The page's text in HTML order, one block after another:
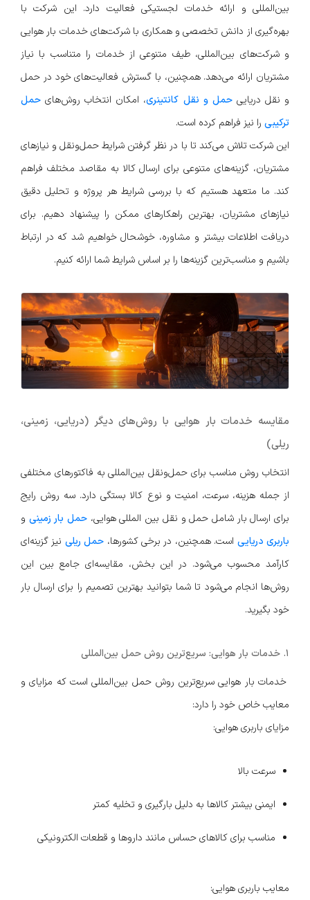
بین‌المللی و ارائه خدمات لجستیکی فعالیت دارد. این شرکت با
بهره‌گیری از دانش تخصصی و همکاری با شرکت‌های خدمات بار هوایی
و شرکت‌های بین‌المللی، طیف متنوعی از خدمات را متناسب با نیاز
مشتریان ارائه می‌دهد. همچنین، با گسترش فعالیت‌های خود در حمل
و نقل دریاییحمل و نقل کانتینری، امکان انتخاب روش‌های حمل
ترکیبی را نیز فراهم کرده است.
این شرکت تلاش می‌کند تا با در نظر گرفتن شرایط حمل‌ونقل و نیازهای
مشتریان، گزینه‌های متنوعی برای ارسال کالا به مقاصد مختلف فراهم
کند. ما متعهد هستیم که با بررسی شرایط هر پروژه و تحلیل دقیق
نیازهای مشتریان، بهترین راهکارهای ممکن را پیشنهاد دهیم. برای
دریافت اطلاعات بیشتر و مشاوره، خوشحال خواهیم شد که در ارتباط
باشیم و مناسب‌ترین گزینه‌ها را بر اساس شرایط شما ارائه کنیم.
مقایسه خدمات بار هوایی با روش‌های دیگر (دریایی، زمینی،
ریلی)
انتخاب روش مناسب برای حمل‌ونقل بین‌المللی به فاکتورهای مختلفی
از جمله هزینه، سرعت، امنیت و نوع کالا بستگی دارد. سه روش رایج
برای ارسال بار شامل حمل و نقل بین المللی هوایی، حمل بار زمینی و
باربری دریایی است. همچنین، در برخی کشورها، حمل ریلی نیز گزینه‌ای
کارآمد محسوب می‌شود. در این بخش، مقایسه‌ای جامع بین این
روش‌ها انجام می‌شود تا شما بتوانید بهترین تصمیم را برای ارسال بار
خود بگیرید.
۱. خدمات بار هوایی: سریع‌ترین روش حمل بین‌المللی
خدمات بار هوایی سریع‌ترین روش حمل بین‌المللی است که مزایای و
معایب خاص خود را دارد:
مزایای باربری هوایی:
سرعت بالا
ایمنی بیشتر کالاها به دلیل بارگیری و تخلیه کمتر
مناسب برای کالاهای حساس مانند داروها و قطعات الکترونیکی
معایب باربری هوایی: